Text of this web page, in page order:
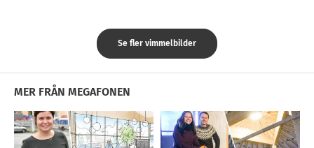
Se fler vimmelbilder
MER FRÅN MEGAFONEN